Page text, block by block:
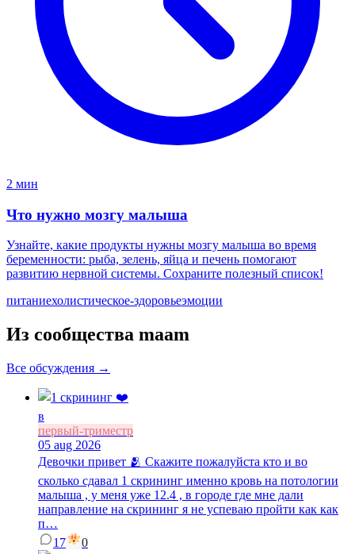
2 мин
Что нужно мозгу малыша
Узнайте, какие продукты нужны мозгу малыша во время
беременности: рыба, зелень, яйца и печень помогают
развитию нервной системы. Сохраните полезный список!
питаниехолистическое-здоровьеэмоции
Из сообщества maam
Все обсуждения →
в
первый-триместр
05 aug 2026
Девочки привет 🫂 Скажите пожалуйста кто и во
сколько сдавал 1 скрининг именно кровь на потологии
малыша , у меня уже 12.4 , в городе где мне дали
направление на скрининг я не успеваю пройти как как
п…
17
0